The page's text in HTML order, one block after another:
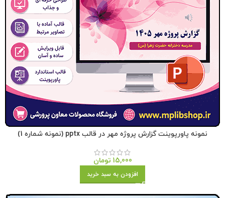
نمونه پاورپوینت گزارش پروژه مهر در قالب pptx (نمونه شماره 1)
15,000 تومان
افزودن به سبد خرید